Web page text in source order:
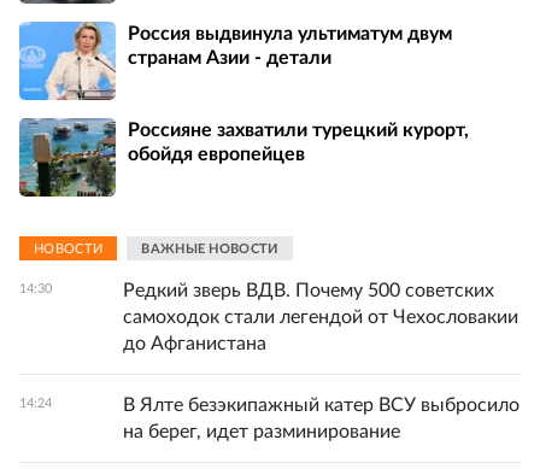
Россия выдвинула ультиматум двум
странам Азии - детали
Россияне захватили турецкий курорт,
обойдя европейцев
НОВОСТИ ВАЖНЫЕ НОВОСТИ
14:30
Редкий зверь ВДВ. Почему 500 советских
самоходок стали легендой от Чехословакии
до Афганистана
14:24
В Ялте безэкипажный катер ВСУ выбросило
на берег, идет разминирование